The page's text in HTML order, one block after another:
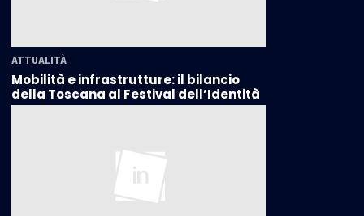
ATTUALITÀ
Mobilità e infrastrutture: il bilancio
della Toscana al Festival dell’Identità